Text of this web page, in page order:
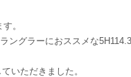
。
ングラーにおススメな
いただきました。